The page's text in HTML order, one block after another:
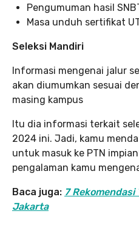
Pengumuman hasil
Masa unduh sertifikat
Seleksi Mandiri
Informasi mengenai jalur
akan diumumkan sesuai
masing kampus
Itu dia informasi terkait
2024 ini. Jadi, kamu
untuk masuk ke PTN
pengalaman kamu
Baca juga: 7
Jakarta